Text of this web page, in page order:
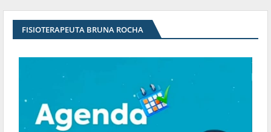
FISIOTERAPEUTA BRUNA ROCHA